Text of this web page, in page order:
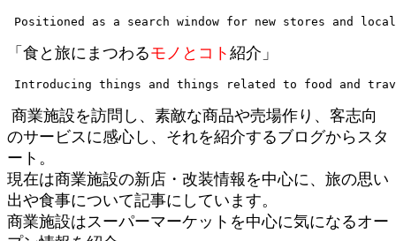
Positioned as a search window for new stores and
「食と旅にまつわるモノとコト 紹介」
商業施設を訪問し、素敵な商品や売場作り、客志向
のサービスに感心し、それを紹介するブログからスタ
ート。
現在は商業施設の新店・改装情報を中心に、旅の思い
出や食事について記事にしています。
商業施設はスーパーマーケットを中心に気になるオー